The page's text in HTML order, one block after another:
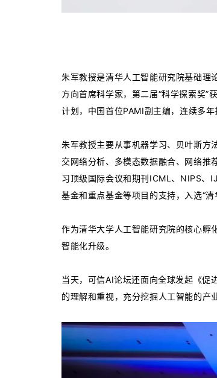
朱军教授是清华人工智能研究院基础理
方向首席科学家，第二届“科学探索奖
计划，中国首位PAMI副主编，连续多
朱军教授主要从事机器学习、贝叶斯方
交网络分析、多模态数据融合、网络推
习顶级国际会议和期刊ICML、NIPS、
基金和重点基金等项目的支持，入选“清
作为清华大学人工智能研究院的核心孵
智能化升级。
当天，可信AI论坛还面向全球发起《促
的理解和重视，充分挖掘人工智能的产